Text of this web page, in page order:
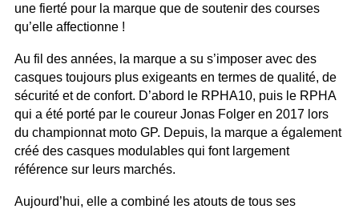
une fierté pour la marque que de soutenir des courses
qu’elle affectionne !
Au fil des années, la marque a su s’imposer avec des
casques toujours plus exigeants en termes de qualité, de
sécurité et de confort. D’abord le RPHA10, puis le RPHA
qui a été porté par le coureur Jonas Folger en 2017 lors
du championnat moto GP. Depuis, la marque a également
créé des casques modulables qui font largement
référence sur leurs marchés.
Aujourd’hui, elle a combiné les atouts de tous ses